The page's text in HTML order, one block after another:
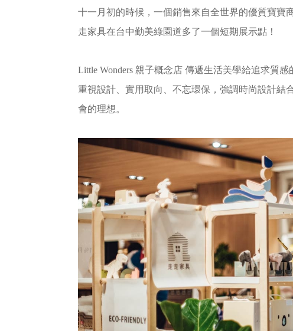
十一月初的時候，一個銷售來自全世界的優質寶寶
走家具在台中勤美綠園道多了一個短期展示點！
Little Wonders 親子概念店 傳遞生活美學給追求質
重視設計、實用取向、不忘環保，強調時尚設計結
會的理想。